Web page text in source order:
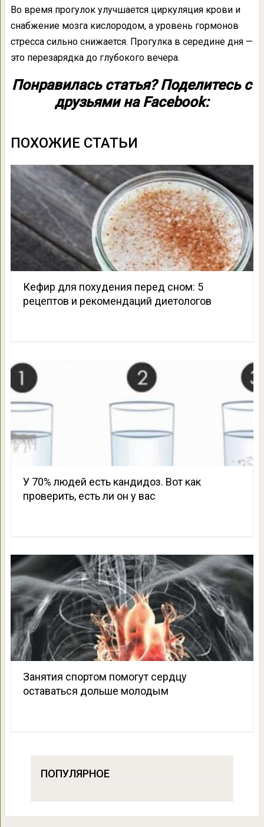
Во время прогулок улучшается циркуляция крови и
снабжение мозга кислородом, а уровень гормонов
стресса сильно снижается. Прогулка в середине дня —
это перезарядка до глубокого вечера.
Понравилась статья? Поделитесь с
друзьями на Facebook:
ПОХОЖИЕ СТАТЬИ
Кефир для похудения перед сном: 5
рецептов и рекомендаций диетологов
У 70% людей есть кандидоз. Вот как
проверить, есть ли он у вас
Занятия спортом помогут сердцу
оставаться дольше молодым
ПОПУЛЯРНОЕ